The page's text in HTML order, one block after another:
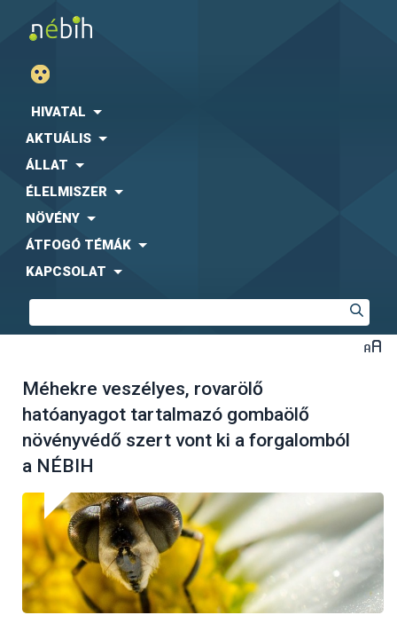
HIVATAL
AKTUÁLIS
ÁLLAT
ÉLELMISZER
NÖVÉNY
ÁTFOGÓ TÉMÁK
KAPCSOLAT
Méhekre veszélyes, rovarölő
hatóanyagot tartalmazó gombaölő
növényvédő szert vont ki a forgalomból
a NÉBIH